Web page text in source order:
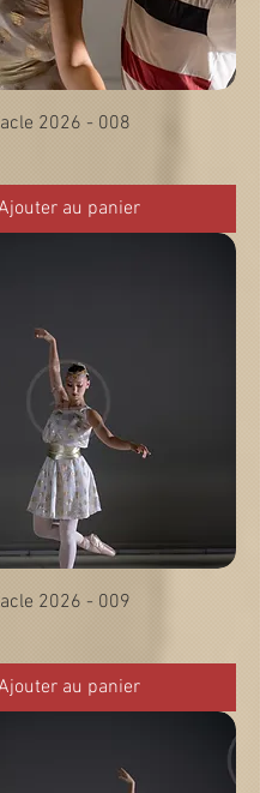
2026 - 008
au panier
2026 - 009
au panier